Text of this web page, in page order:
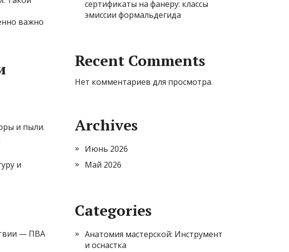
важно
и пыли.
и
— ПВА
сертификаты на фанеру: классы
эмиссии формальдегида
Recent Comments
Нет комментариев для просмотра.
Archives
Июнь 2026
Май 2026
Categories
Анатомия мастерской: Инструмент
и оснастка